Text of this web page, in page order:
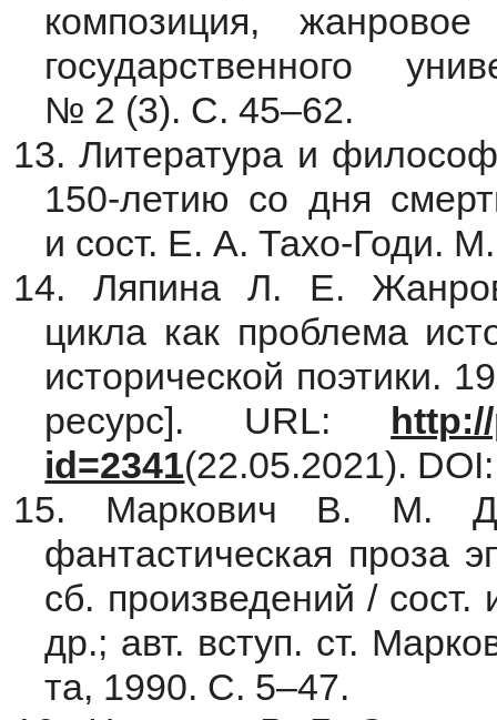
композиция,
государственного
№ 2 (3). С. 45–62.
13. Литература и
150-летию со дня
и сост. Е. А. Тахо-Годи.
14. Ляпина Л. Е.
цикла как проблема
исторической поэтики.
ресурс]. URL:
id=2341(22.05.2021).
15. Маркович В. М.
фантастическая проза
сб. произведений /
др.; авт. вступ. ст.
та, 1990. С. 5–47.